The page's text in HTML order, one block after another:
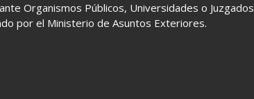
Organismos Públicos, Universidades o Juzgados
por el Ministerio de Asuntos Exteriores.